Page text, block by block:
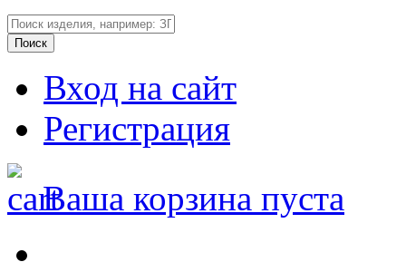
Вход на сайт
Регистрация
Ваша корзина пуста